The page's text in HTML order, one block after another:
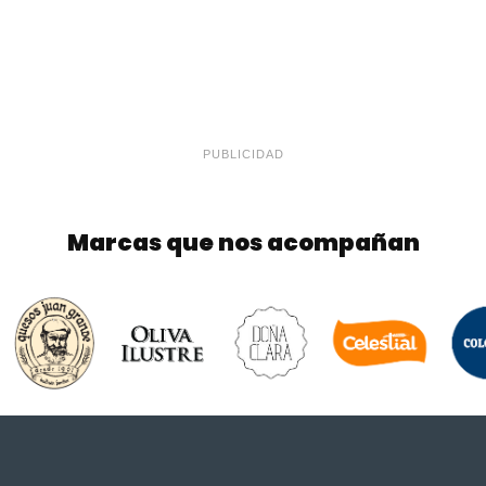
PUBLICIDAD
Marcas que nos acompañan